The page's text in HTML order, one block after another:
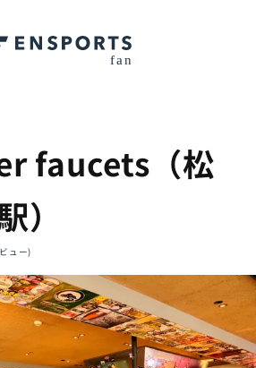
faucets（松
）
ュー)